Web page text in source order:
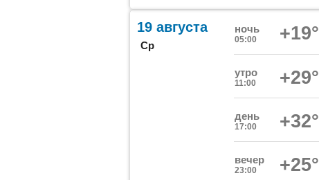
19 августа
Ср
ночь
05:00 +19°
утро
11:00 +29°
день
17:00 +32°
вечер
23:00 +25°